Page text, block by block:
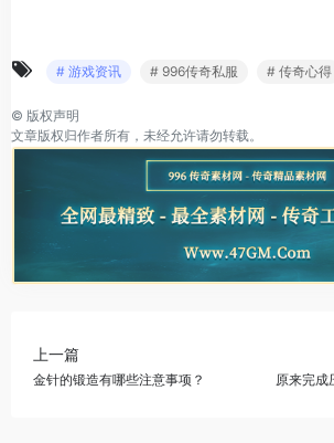
# 游戏资讯 # 996传奇私服 # 传奇心得
© 版权声明
文章版权归作者所有，未经允许请勿转载。
上一篇
金针的锻造有哪些注意事项？ 原来完成